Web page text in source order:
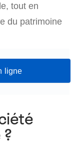
tout en
du patrimoine
ligne